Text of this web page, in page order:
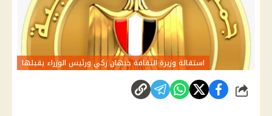
استقالة وزيرة الثقافة جيهان زكي ورئيس الوزراء يقبلها
شارك